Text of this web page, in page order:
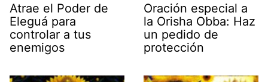
Atrae el Poder de
Eleguá para
controlar a tus
enemigos
Oración especial a
la Orisha Obba: Haz
un pedido de
protección